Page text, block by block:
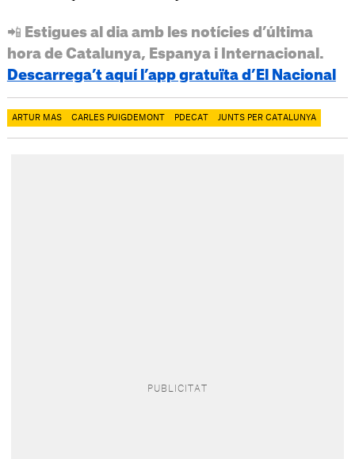
📲 Estigues al dia amb les notícies d’última
hora de Catalunya, Espanya i Internacional.
Descarrega’t aquí l’app gratuïta d’El Nacional
ARTUR MAS CARLES PUIGDEMONT PDECAT JUNTS PER CATALUNYA